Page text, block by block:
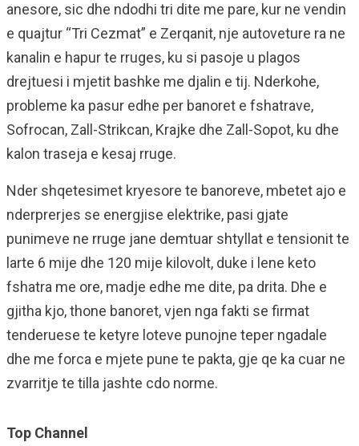
anesore, sic dhe ndodhi tri dite me pare, kur ne vendin
e quajtur “Tri Cezmat” e Zerqanit, nje autoveture ra ne
kanalin e hapur te rruges, ku si pasoje u plagos
drejtuesi i mjetit bashke me djalin e tij. Nderkohe,
probleme ka pasur edhe per banoret e fshatrave,
Sofrocan, Zall-Strikcan, Krajke dhe Zall-Sopot, ku dhe
kalon traseja e kesaj rruge.
Nder shqetesimet kryesore te banoreve, mbetet ajo e
nderprerjes se energjise elektrike, pasi gjate
punimeve ne rruge jane demtuar shtyllat e tensionit te
larte 6 mije dhe 120 mije kilovolt, duke i lene keto
fshatra me ore, madje edhe me dite, pa drita. Dhe e
gjitha kjo, thone banoret, vjen nga fakti se firmat
tenderuese te ketyre loteve punojne teper ngadale
dhe me forca e mjete pune te pakta, gje qe ka cuar ne
zvarritje te tilla jashte cdo norme.
Top Channel